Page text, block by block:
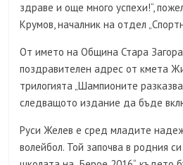
здраве и още много успехи!“,
Крумов, началник на отдел
От името на Община Стара
поздравителен адрес от кмета
трилогията „Шампионите
следващото издание да бъде
Руси Желев е сред младите
волейбол. Той започва в родния